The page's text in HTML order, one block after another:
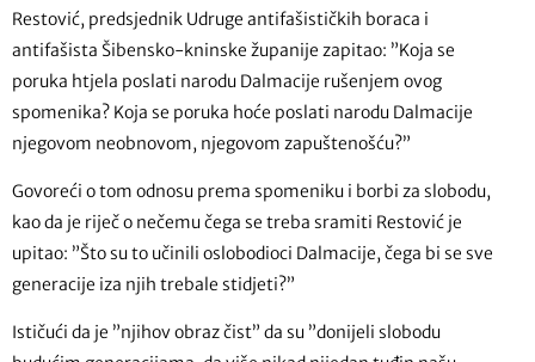
Restović, predsjednik Udruge antifašističkih boraca i
antifašista Šibensko-kninske županije zapitao: ”Koja se
poruka htjela poslati narodu Dalmacije rušenjem ovog
spomenika? Koja se poruka hoće poslati narodu Dalmacije
njegovom neobnovom, njegovom zapuštenošću?”
Govoreći o tom odnosu prema spomeniku i borbi za slobodu,
kao da je riječ o nečemu čega se treba sramiti Restović je
upitao: ”Što su to učinili oslobodioci Dalmacije, čega bi se sve
generacije iza njih trebale stidjeti?”
Ističući da je ”njihov obraz čist” da su ”donijeli slobodu